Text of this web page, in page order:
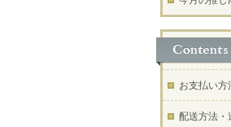
お支払い方
配送方法・